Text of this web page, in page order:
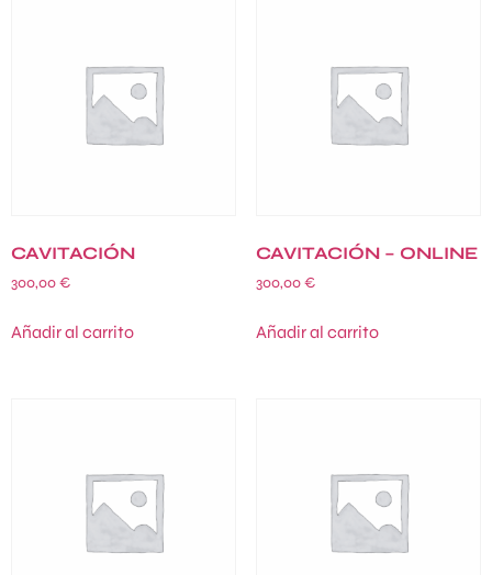
CAVITACIÓN
300,00€
Añadir al carrito
CAVITACIÓN – ONLINE
300,00€
Añadir al carrito